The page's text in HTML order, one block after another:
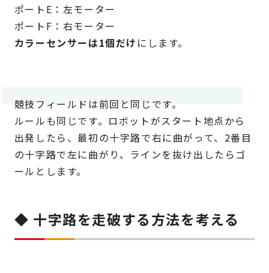
ポートE：左モーター
ポートF：右モーター
カラーセンサーは1個だけ にします。
競技フィールドは前回と同じです。
ルールも同じです。ロボットがスタート地点から
出発したら、最初の十字路で右に曲がって、2番目
の十字路で左に曲がり、ラインを抜け出したらゴ
ールとします。
◆ 十字路を走破する方法を考える